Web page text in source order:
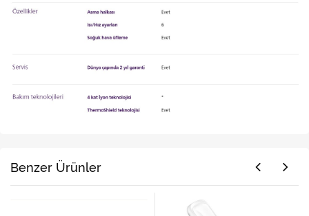
Benzer Ürünler